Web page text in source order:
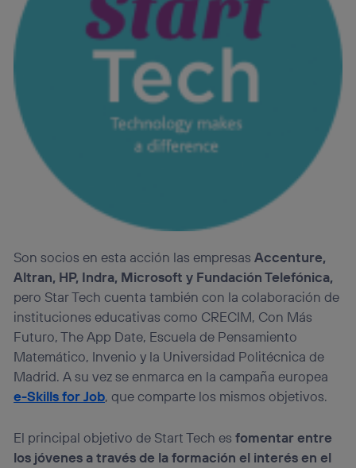
Son socios en esta acción las empresasAccenture,
Altran, HP, Indra, Microsoft y Fundación Telefónica,
pero Star Tech cuenta también con la colaboración de
instituciones educativas como CRECIM, Con Más
Futuro, The App Date, Escuela de Pensamiento
Matemático, Invenio y la Universidad Politécnica de
Madrid. A su vez se enmarca en la campaña europea
e-Skills for Job, que comparte los mismos objetivos.
El principal objetivo de Start Tech esfomentar entre
los jóvenes a través de la formación el interés en el